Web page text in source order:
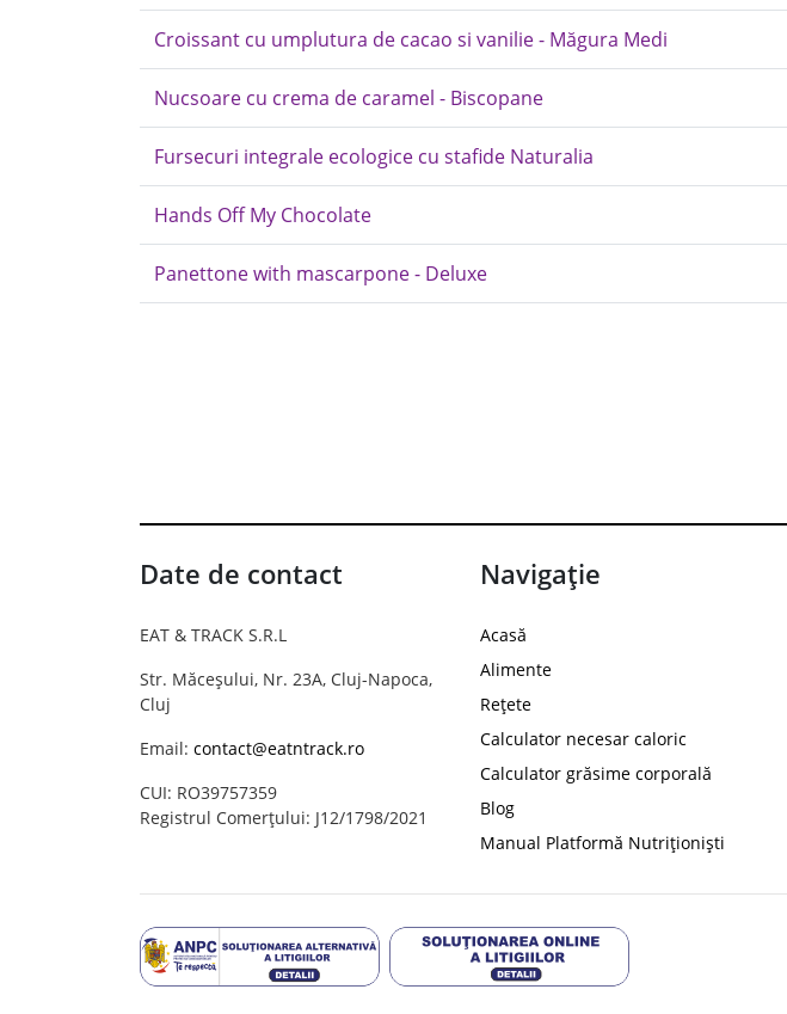
Croissant cu umplutura de cacao si vanilie - Măgura Medi
Nucsoare cu crema de caramel - Biscopane
Fursecuri integrale ecologice cu stafide Naturalia
Hands Off My Chocolate
Panettone with mascarpone - Deluxe
Date de contact
EAT & TRACK S.R.L
Str. Măceșului, Nr. 23A, Cluj-Napoca,
Cluj
Email: contact@eatntrack.ro
CUI: RO39757359
Registrul Comerțului: J12/1798/2021
Navigație
Acasă
Alimente
Rețete
Calculator necesar caloric
Calculator grăsime corporală
Blog
Manual Platformă Nutriționiști